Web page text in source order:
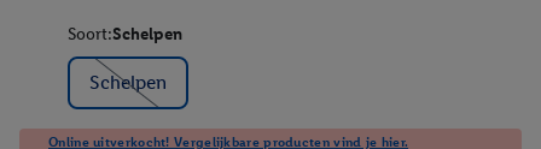
Soort:Schelpen
Schelpen
Online uitverkocht! Vergelijkbare producten vind je hier.